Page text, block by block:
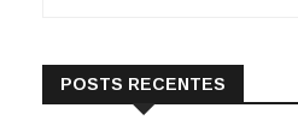
POSTS RECENTES